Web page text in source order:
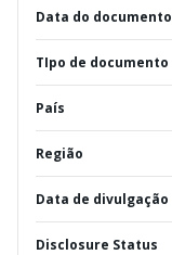
Data do documento
TIpo de documento
País
Região
Data de divulgação
Disclosure Status